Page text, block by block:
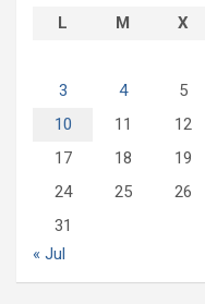
L
M X
3
4 5
10
11 12
17
18 19
24
25 26
31
« Jul